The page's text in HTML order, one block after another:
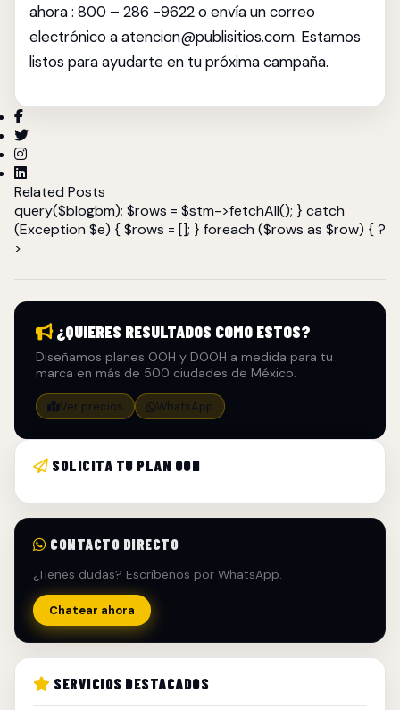
ahora : 800 – 286 -9622 o envía un correo
electrónico a atencion@publisitios.com. Estamos
listos para ayudarte en tu próxima campaña.
Related Posts
query($blogbm); $rows = $stm->fetchAll(); } catch
(Exception $e) { $rows = []; } foreach ($rows as $row) { ?
>
¿QUIERES RESULTADOS COMO ESTOS?
Diseñamos planes OOH y DOOH a medida para tu
marca en más de 500 ciudades de México.
Ver precios WhatsApp
SOLICITA TU PLAN OOH
CONTACTO DIRECTO
¿Tienes dudas? Escríbenos por WhatsApp.
Chatear ahora
SERVICIOS DESTACADOS